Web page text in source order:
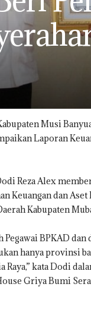
Musi
Laporan
Reza Alex
Keuangan dan Aset
Kabupaten
BPKAD
hanya provinsi
kata Dodi
Griya Bumi